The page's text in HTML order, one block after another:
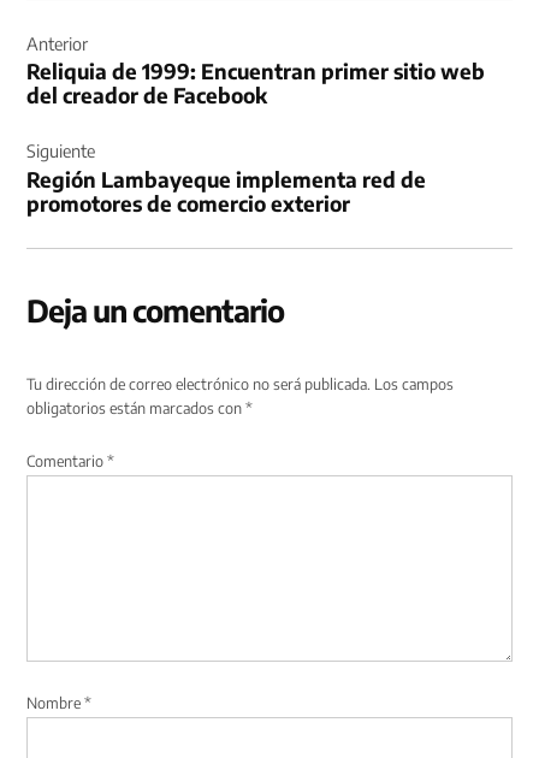
de
entradas
Anterior
Reliquia de 1999: Encuentran primer sitio web
del creador de Facebook
Siguiente
Región Lambayeque implementa red de
promotores de comercio exterior
Deja un comentario
Tu dirección de correo electrónico no será publicada. Los campos
obligatorios están marcados con*
Comentario*
Nombre*